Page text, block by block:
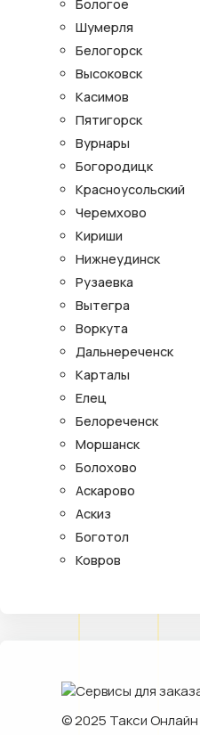
Бологое
Шумерля
Белогорск
Высоковск
Касимов
Пятигорск
Вурнары
Богородицк
Красноусольский
Черемхово
Кириши
Нижнеудинск
Рузаевка
Вытегра
Воркута
Дальнереченск
Карталы
Елец
Белореченск
Моршанск
Болохово
Аскарово
Аскиз
Боготол
Ковров
© 2025 Такси Онлайн